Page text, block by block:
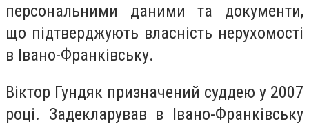
персональними даними та документи,
що підтверджують власність нерухомості
в Івано-Франківську.
Віктор Гундяк призначений суддею у 2007
році. Задекларував в Івано-Франківську